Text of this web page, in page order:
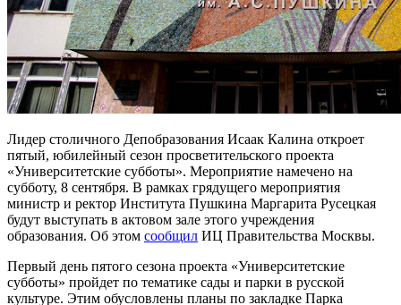
Лидер столичного Депобразования Исаак Калина откроет
пятый, юбилейный сезон просветительского проекта
«Университетские субботы». Мероприятие намечено на
субботу, 8 сентября. В рамках грядущего мероприятия
министр и ректор Института Пушкина Маргарита Русецкая
будут выступать в актовом зале этого учреждения
образования. Об этом сообщил ИЦ Правительства Москвы.
Первый день пятого сезона проекта «Университетские
субботы» пройдет по тематике сады и парки в русской
культуре. Этим обусловлены планы по закладке Парка